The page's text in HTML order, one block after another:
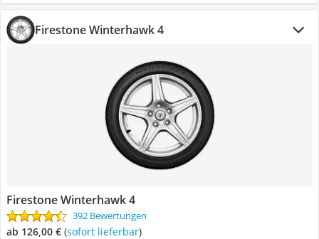
Firestone Winterhawk 4
Firestone Winterhawk 4
392 Bewertungen
ab 126,00 € ( Sofort lieferbar)